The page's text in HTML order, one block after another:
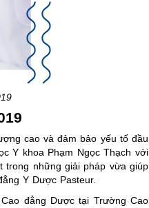
cao và đảm bảo yếu tố đầu
Y khoa Phạm Ngọc Thạch với
trong những giải pháp vừa giúp
Y Dược Pasteur.
đẳng Dược tại Trường Cao